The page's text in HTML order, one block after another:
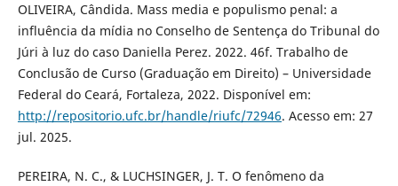
OLIVEIRA, Cândida. Mass media e populismo penal: a
influência da mídia no Conselho de Sentença do Tribunal do
Júri à luz do caso Daniella Perez. 2022. 46f. Trabalho de
Conclusão de Curso (Graduação em Direito) – Universidade
Federal do Ceará, Fortaleza, 2022. Disponível em:
http://repositorio.ufc.br/handle/riufc/72946. Acesso em: 27
jul. 2025.
PEREIRA, N. C., & LUCHSINGER, J. T. O fenômeno da